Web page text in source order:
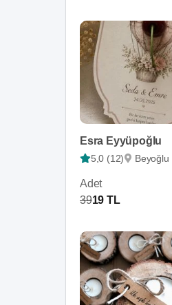
Esra Eyyüpoğlu
5,0 (12) Beyoğlu
Adet
3919 TL